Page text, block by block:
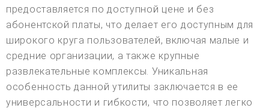
предоставляется по доступной цене и без
абонентской платы, что делает его доступным для
широкого круга пользователей, включая малые и
средние организации, а также крупные
развлекательные комплексы. Уникальная
особенность данной утилиты заключается в ее
универсальности и гибкости, что позволяет легко